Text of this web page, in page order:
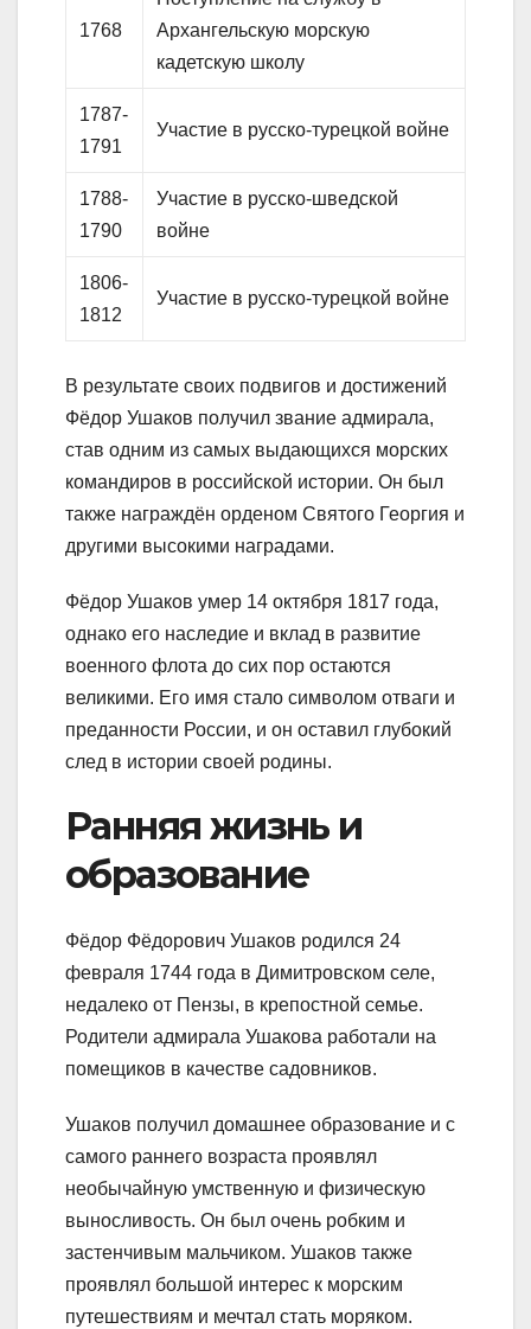
1768
Архангельскую морскую
кадетскую школу
1787-
1791
Участие в русско-турецкой войне
1788-
1790
Участие в русско-шведской
войне
1806-
1812
Участие в русско-турецкой войне
В результате своих подвигов и достижений
Фёдор Ушаков получил звание адмирала,
став одним из самых выдающихся морских
командиров в российской истории. Он был
также награждён орденом Святого Георгия и
другими высокими наградами.
Фёдор Ушаков умер 14 октября 1817 года,
однако его наследие и вклад в развитие
военного флота до сих пор остаются
великими. Его имя стало символом отваги и
преданности России, и он оставил глубокий
след в истории своей родины.
Ранняя жизнь и
образование
Фёдор Фёдорович Ушаков родился 24
февраля 1744 года в Димитровском селе,
недалеко от Пензы, в крепостной семье.
Родители адмирала Ушакова работали на
помещиков в качестве садовников.
Ушаков получил домашнее образование и с
самого раннего возраста проявлял
необычайную умственную и физическую
выносливость. Он был очень робким и
застенчивым мальчиком. Ушаков также
проявлял большой интерес к морским
путешествиям и мечтал стать моряком.